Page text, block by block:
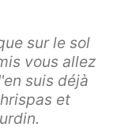
sur le sol
vous allez
suis déjà
et